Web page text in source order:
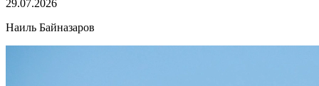
29.07.2026
Наиль Байназаров